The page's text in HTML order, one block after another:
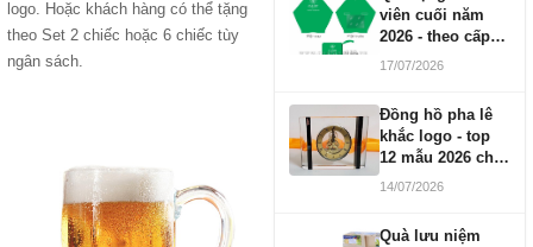
logo. Hoặc khách hàng có thể tặng
theo Set 2 chiếc hoặc 6 chiếc tùy
ngân sách.
viên cuối năm
2026 - theo cấp
bậc CBNV
17/07/2026
Đồng hồ pha lê
khắc logo - top
12 mẫu 2026 cho
doanh nghiệp
14/07/2026
Quà lưu niệm